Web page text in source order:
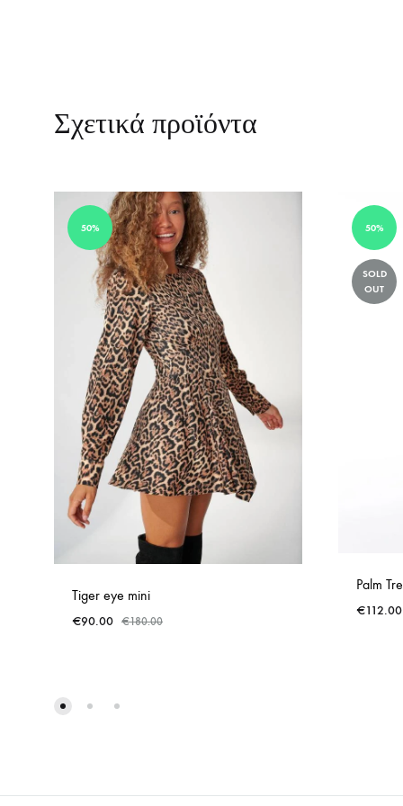
Σχετικά προϊόντα
50%
Tiger eye mini
€90.00 €180.00
50%
SOLD
OUT
Palm
€112.00